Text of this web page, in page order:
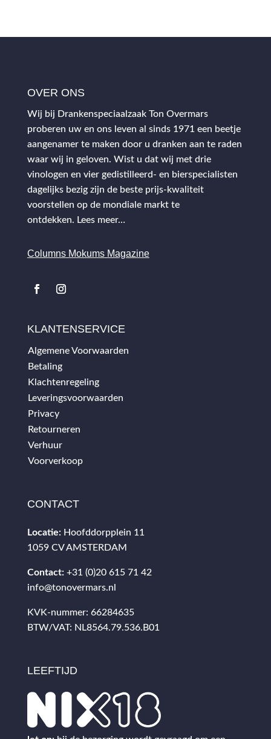
OVER ONS
Wij bij Drankenspeciaalzaak Ton Overmars
proberen uw en ons leven al sinds 1971 een beetje
aangenamer te maken door u dranken aan te raden
waar wij in geloven. Wist u dat wij met drie
vinologen en vier gedistilleerd- en bierspecialisten
dagelijks bezig zijn de beste prijs-kwaliteit
voorstellen op de mondiale markt te
ontdekken. Lees meer…
Columns Mokums Magazine
KLANTENSERVICE
Algemene Voorwaarden
Betaling
Klachtenregeling
Leveringsvoorwaarden
Privacy
Retourneren
Verhuur
Voorverkoop
CONTACT
Locatie: Hoofddorpplein 11
1059 CV AMSTERDAM
Contact: +31 (0)20 615 71 42
info@tonovermars.nl
KVK-nummer: 66284635
BTW/VAT: NL8564.79.536.B01
LEEFTIJD